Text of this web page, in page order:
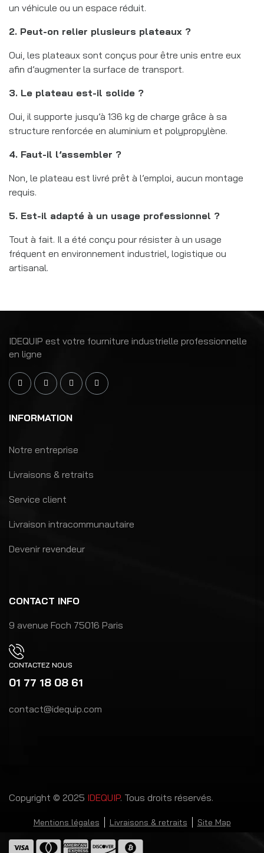
un véhicule ou un espace réduit.
2. Peut-on relier plusieurs plateaux ?
Oui, les plateaux sont conçus pour être unis entre eux
afin d’augmenter la surface de transport.
3. Le plateau est-il solide ?
Oui, il supporte jusqu’à 136 kg de charge grâce à sa
structure renforcée en aluminium et polypropylène.
4. Faut-il l’assembler ?
Non, le plateau est livré prêt à l’emploi, aucun montage
requis.
5. Est-il adapté à un usage professionnel ?
Tout à fait. Il a été conçu pour résister à un usage
fréquent en environnement industriel, logistique ou
artisanal.
IDEQUIP est votre fourniture industrielle professionnelle
en ligne
INFORMATION
Notre entreprise
Livraisons & retraits
Service client
Livraison intracommunautaire
Devenir revendeur
CONTACT INFO
9 avenue Foch 75016 Paris
CONTACTEZ NOUS
01 77 18 08 61
contact@idequip.com
Copyright © 2025 IDEQUIP. Tous droits réservés.
Mentions légales Livraisons & retraits Site Map